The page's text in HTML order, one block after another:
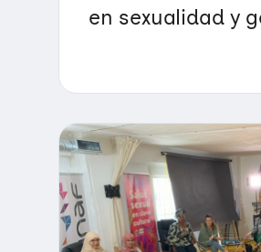
Quiénes somos
Sobre UNAF
Áreas de acción
en sexualidad y